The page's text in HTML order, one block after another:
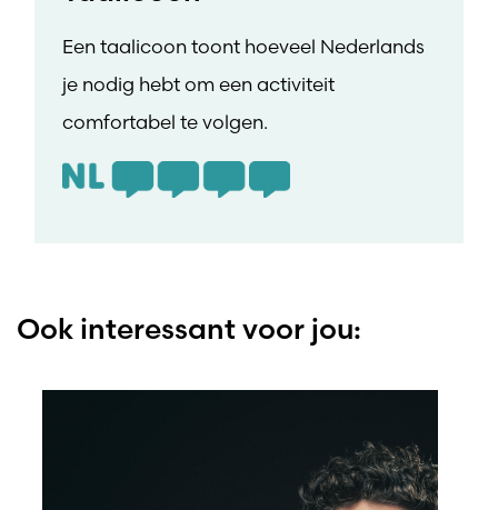
Een taalicoon toont hoeveel Nederlands
je nodig hebt om een activiteit
comfortabel te volgen.
Ook interessant voor jou: